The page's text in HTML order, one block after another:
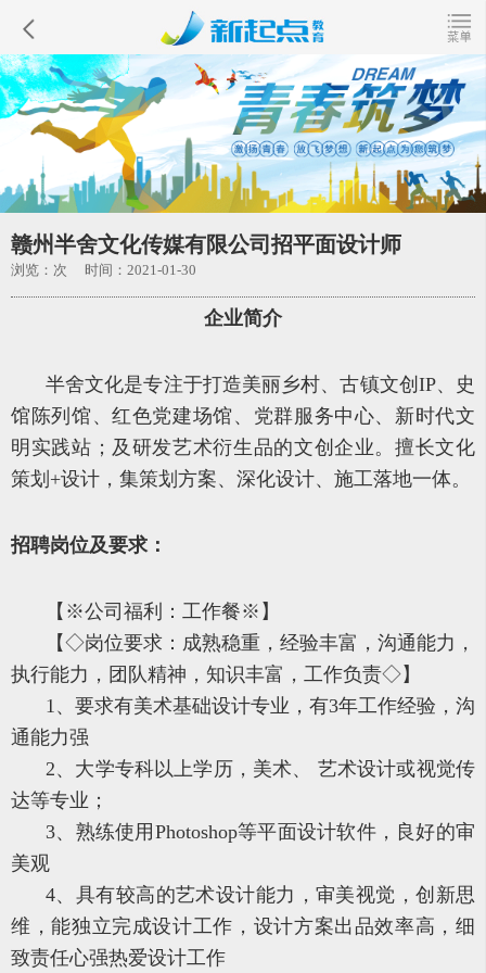
赣州半舍文化传媒有限公司招平面设计师
浏览： 次 时间：2021-01-30
企业简介
半舍文化是专注于打造美丽乡村、古镇文创IP、史
馆陈列馆、红色党建场馆、党群服务中心、新时代文
明实践站；及研发艺术衍生品的文创企业。擅长文化
策划+设计，集策划方案、深化设计、施工落地一体。
招聘岗位及要求：
【※公司福利：工作餐※】
【◇岗位要求：成熟稳重，经验丰富，沟通能力，
执行能力，团队精神，知识丰富，工作负责◇】
1、要求有美术基础设计专业，有3年工作经验，沟
通能力强
2、大学专科以上学历，美术、 艺术设计或视觉传
达等专业；
3、熟练使用Photoshop等平面设计软件，良好的审
美观
4、具有较高的艺术设计能力，审美视觉，创新思
维，能独立完成设计工作，设计方案出品效率高，细
致责任心强热爱设计工作